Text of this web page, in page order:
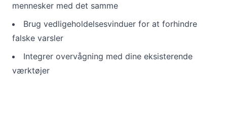
mennesker med det samme
Brug vedligeholdelsesvinduer for at forhindre
falske varsler
Integrer overvågning med dine eksisterende
værktøjer